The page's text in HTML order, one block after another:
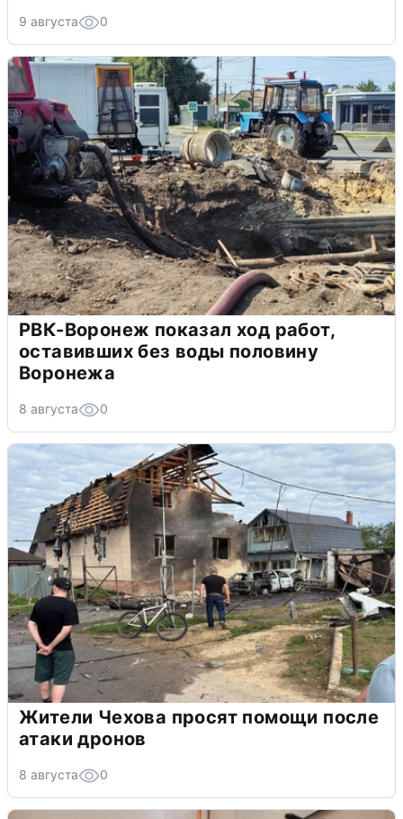
9 августа 0
РВК-Воронеж показал ход работ,
оставивших без воды половину
Воронежа
8 августа 0
Жители Чехова просят помощи после
атаки дронов
8 августа 0